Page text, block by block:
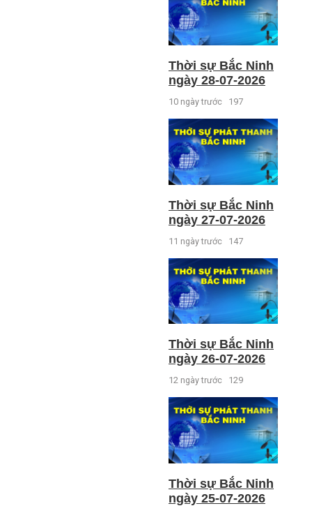
Thời sự Bắc Ninh
ngày 28-07-2026
10 ngày trước 197
Thời sự Bắc Ninh
ngày 27-07-2026
11 ngày trước 147
Thời sự Bắc Ninh
ngày 26-07-2026
12 ngày trước 129
Thời sự Bắc Ninh
ngày 25-07-2026